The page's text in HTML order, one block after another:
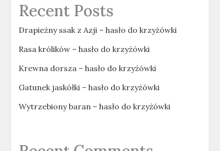
Recent Posts
Drapieżny ssak z Azji – hasło do krzyżówki
Rasa królików – hasło do krzyżówki
Krewna dorsza – hasło do krzyżówki
Gatunek jaskółki – hasło do krzyżówki
Wytrzebiony baran – hasło do krzyżówki